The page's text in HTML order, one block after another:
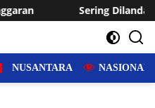
Genangan, Desa
NUSANTARA NASIONAL